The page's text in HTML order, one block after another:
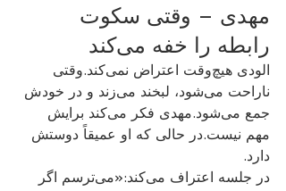
مهدی – وقتی سکوت
رابطه را خفه می‌کند
الودی هیچ‌وقت اعتراض نمی‌کند.وقتی
ناراحت می‌شود، لبخند می‌زند و در خودش
جمع می‌شود.مهدی فکر می‌کند برایش
مهم نیست.در حالی که او عمیقاً دوستش
دارد.
در جلسه اعتراف می‌کند:«می‌ترسم اگر